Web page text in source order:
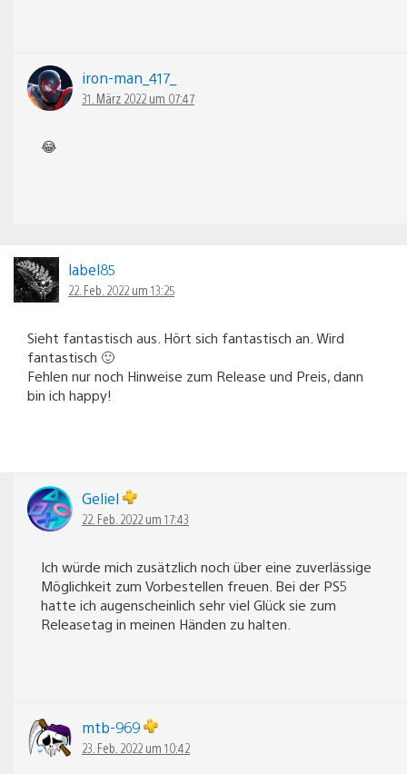
iron-man_417_
31. März 2022 um 07:47
😂
label85
22. Feb. 2022 um 13:25
Sieht fantastisch aus. Hört sich fantastisch an. Wird
fantastisch 🙂
Fehlen nur noch Hinweise zum Release und Preis, dann
bin ich happy!
Geliel
22. Feb. 2022 um 17:43
Ich würde mich zusätzlich noch über eine zuverlässige
Möglichkeit zum Vorbestellen freuen. Bei der PS5
hatte ich augenscheinlich sehr viel Glück sie zum
Releasetag in meinen Händen zu halten.
mtb-969
23. Feb. 2022 um 10:42